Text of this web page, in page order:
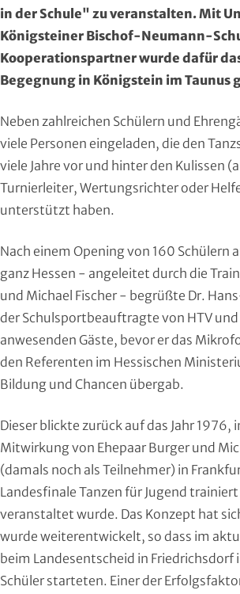
in der Schule" zu veranstalten. Mit
Königsteiner Bischof-Neumann-
Kooperationspartner wurde dafür
Begegnung in Königstein im Taunus
Neben zahlreichen Schülern und
viele Personen eingeladen, die den
viele Jahre vor und hinter den Kulissen
Turnierleiter, Wertungsrichter oder
unterstützt haben.
Nach einem Opening von 160 Schülern
ganz Hessen - angeleitet durch die
und Michael Fischer - begrüßte Dr.
der Schulsportbeauftragte von HTV und
anwesenden Gäste, bevor er das
den Referenten im Hessischen
Bildung und Chancen übergab.
Dieser blickte zurück auf das Jahr 1976,
Mitwirkung von Ehepaar Burger und
(damals noch als Teilnehmer) in
Landesfinale Tanzen für Jugend
veranstaltet wurde. Das Konzept hat
wurde weiterentwickelt, so dass im
beim Landesentscheid in Friedrichsdorf
Schüler starteten. Einer der
Region Kassel
Rheingau-Taunus
Schwalm-Eder
Vogelsberg
Waldeck-Frankenberg
Werra-Meißner
Wetterau
Wiesbaden
DAV
Eishockey
Eissport
Fechten
Floorball
Frisbeesport
Fußball
Gehörlosen Sport
Handball
Judo
Kanu
Karate
Kegeln und Bowling